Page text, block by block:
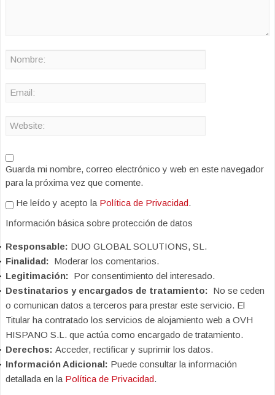
Guarda mi nombre, correo electrónico y web en este navegador
para la próxima vez que comente.
He leído y acepto la Política de Privacidad.
Información básica sobre protección de datos
Responsable: DUO GLOBAL SOLUTIONS, SL.
Finalidad: Moderar los comentarios.
Legitimación: Por consentimiento del interesado.
Destinatarios y encargados de tratamiento: No se ceden
o comunican datos a terceros para prestar este servicio. El
Titular ha contratado los servicios de alojamiento web a OVH
HISPANO S.L. que actúa como encargado de tratamiento.
Derechos: Acceder, rectificar y suprimir los datos.
Información Adicional: Puede consultar la información
detallada en la Política de Privacidad.